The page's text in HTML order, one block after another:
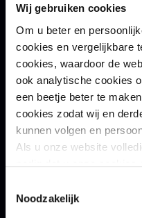
Wij gebruiken cookies
Om u beter en
cookies en vergelijkbare
cookies, waardoor de
ook analytische cookies
een beetje beter te
cookies zodat wij en
kunnen volgen en
Als u onze website
nodig dat u onze cookies
Noodzakelijk
Daarmee kan de
accesstoken toegang
Zodra dit accesstoken
dreigingsactor met
accesstokens
dreigingsactor
Handelingsperspectief